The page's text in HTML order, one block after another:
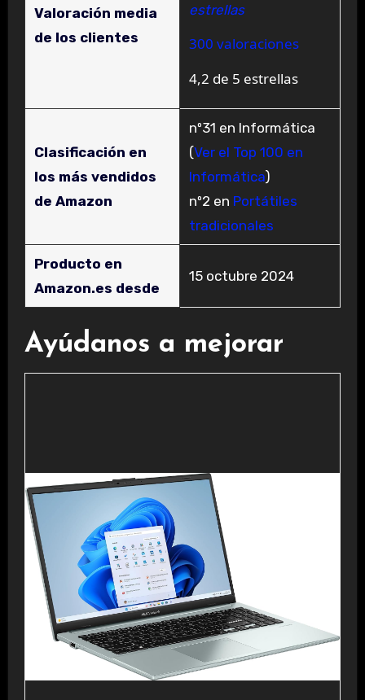
Valoración media
de los clientes
estrellas
300 valoraciones
4,2 de 5 estrellas
Clasificación en
los más vendidos
de Amazon
nº31 en Informática
(Ver el Top 100 en
Informática)
nº2 en Portátiles
tradicionales
Producto en
Amazon.es desde
15 octubre 2024
Ayúdanos a mejorar